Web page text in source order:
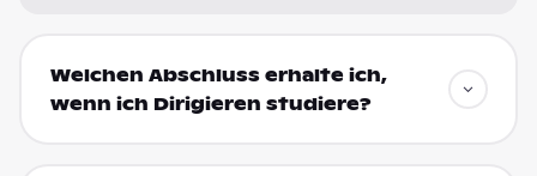
Welchen Abschluss erhalte ich,
wenn ich Dirigieren studiere?